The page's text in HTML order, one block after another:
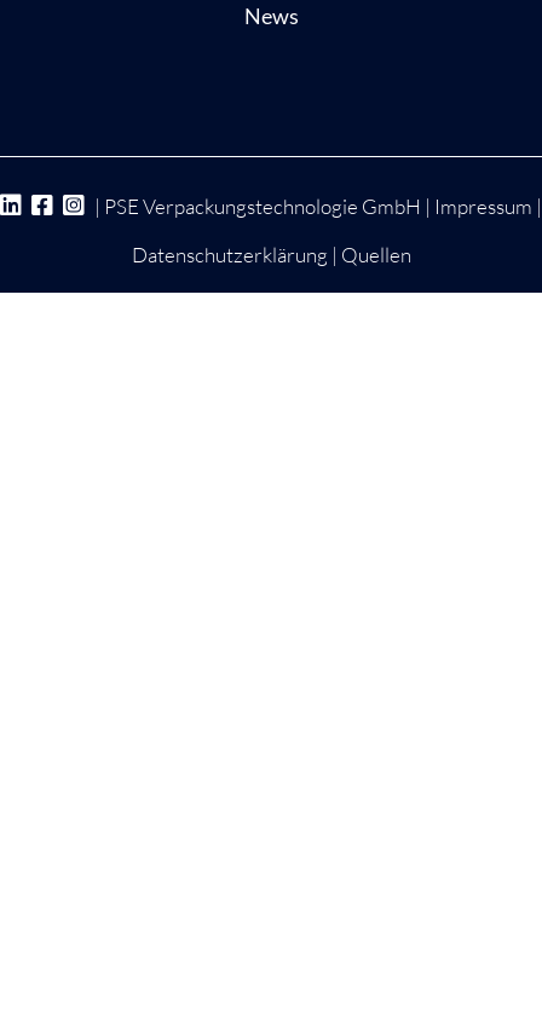
News
| PSE Verpackungstechnologie GmbH | Impressum |
Datenschutzerklärung | Quellen